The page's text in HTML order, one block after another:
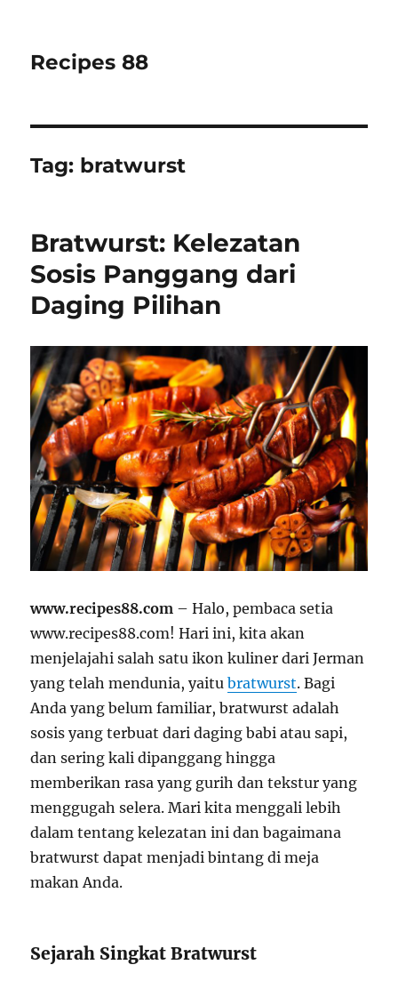
Recipes 88
Tag: bratwurst
Bratwurst: Kelezatan
Sosis Panggang dari
Daging Pilihan
www.recipes88.com – Halo, pembaca setia
www.recipes88.com! Hari ini, kita akan
menjelajahi salah satu ikon kuliner dari Jerman
yang telah mendunia, yaitubratwurst. Bagi
Anda yang belum familiar, bratwurst adalah
sosis yang terbuat dari daging babi atau sapi,
dan sering kali dipanggang hingga
memberikan rasa yang gurih dan tekstur yang
menggugah selera. Mari kita menggali lebih
dalam tentang kelezatan ini dan bagaimana
bratwurst dapat menjadi bintang di meja
makan Anda.
Sejarah Singkat Bratwurst